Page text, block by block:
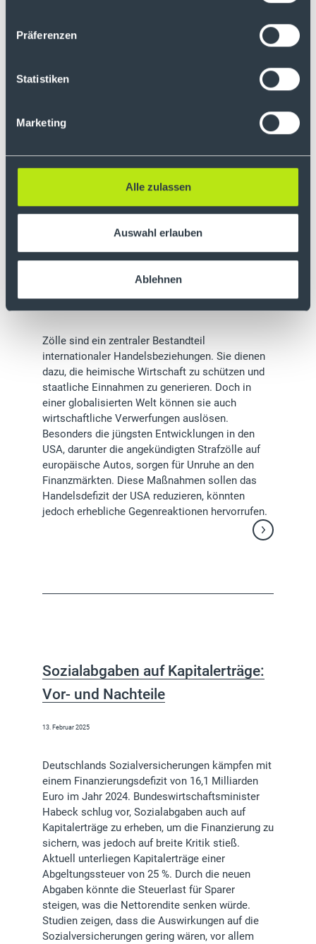
Präferenzen
Statistiken
Marketing
Alle zulassen
Auswahl erlauben
Ablehnen
besonders sinnvoll sind. Nutzen Sie die aktuellen
Weiterlesen
Zölle sind ein zentraler Bestandteil
internationaler Handelsbeziehungen. Sie dienen
dazu, die heimische Wirtschaft zu schützen und
staatliche Einnahmen zu generieren. Doch in
einer globalisierten Welt können sie auch
wirtschaftliche Verwerfungen auslösen.
Besonders die jüngsten Entwicklungen in den
USA, darunter die angekündigten Strafzölle auf
europäische Autos, sorgen für Unruhe an den
Finanzmärkten. Diese Maßnahmen sollen das
Handelsdefizit der USA reduzieren, könnten
jedoch erhebliche Gegenreaktionen hervorrufen.
Weiterlesen
Sozialabgaben auf Kapitalerträge:
Vor- und Nachteile
13. Februar 2025
Deutschlands Sozialversicherungen kämpfen mit
einem Finanzierungsdefizit von 16,1 Milliarden
Euro im Jahr 2024. Bundeswirtschaftsminister
Habeck schlug vor, Sozialabgaben auch auf
Kapitalerträge zu erheben, um die Finanzierung zu
sichern, was jedoch auf breite Kritik stieß.
Aktuell unterliegen Kapitalerträge einer
Abgeltungssteuer von 25 %. Durch die neuen
Abgaben könnte die Steuerlast für Sparer
steigen, was die Nettorendite senken würde.
Studien zeigen, dass die Auswirkungen auf die
Sozialversicherungen gering wären, vor allem